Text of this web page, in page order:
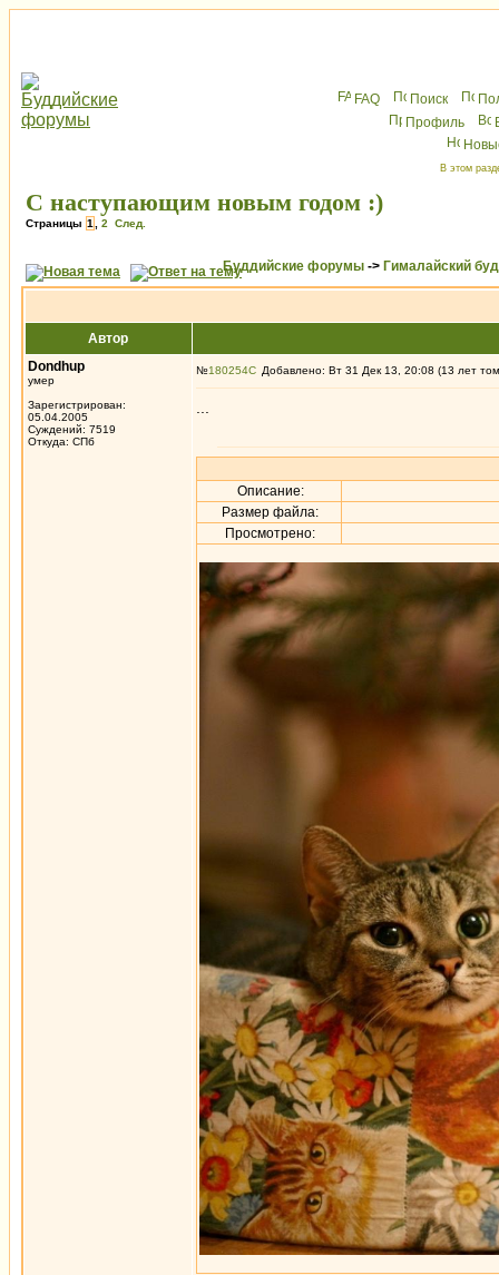
FAQ Поиск
Профиль
В этом
С наступающим новым годом :)
Страницы 1 2 След.
Буддийские форумы -> Гималайский
Автор
Dondhup
умер
Зарегистрирован:
05.04.2005
Суждений: 7519
Откуда: СПб
№180254 Добавлено: Вт 31 Дек 13, 20:08 (13 лет
Описание:
Размер файла:
Просмотрено: